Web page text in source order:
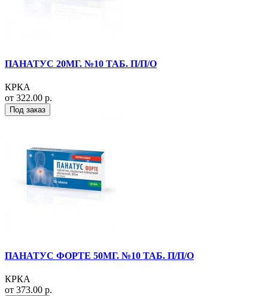
ПАНАТУС 20МГ. №10 ТАБ. П/П/О
КРКА
от 322.00 р.
Под заказ
ПАНАТУС ФОРТЕ 50МГ. №10 ТАБ. П/П/О
КРКА
от 373.00 р.